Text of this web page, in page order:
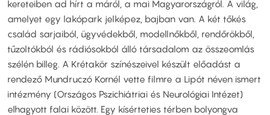
kereteiben ad hírt a máról, a mai Magyarországról. A világ,
amelyet egy lakópark jelképez, bajban van. A két tőkés
család sarjaiból, ügyvédekből, modellnőkből, rendőrökből,
tűzoltókból és rádiósokból álló társadalom az összeomlás
szélén billeg. A Krétakör színészeivel készült előadást a
rendező Mundruczó Kornél vette filmre a Lipót néven ismert
intézmény (Országos Pszichiátriai és Neurológiai Intézet)
elhagyott falai között. Egy kísérteties térben bolyongva